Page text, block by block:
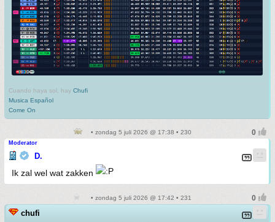
Cuando haya sol, hay Chufi
Musica Español
Come On
• zondag 5 juli 2026 @ 17:38 • 230
Moderator
D.
Ik zal wel wat zakken
• zondag 5 juli 2026 @ 17:42 • 231
chufi